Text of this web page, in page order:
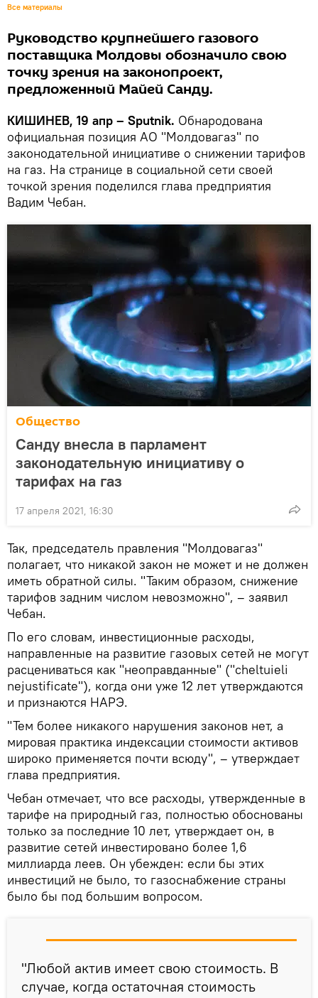
Все материалы
Руководство крупнейшего газового
поставщика Молдовы обозначило свою
точку зрения на законопроект,
предложенный Майей Санду.
КИШИНЕВ, 19 апр – Sputnik. Обнародована
официальная позиция АО "Молдовагаз" по
законодательной инициативе о снижении тарифов
на газ. На странице в социальной сети своей
точкой зрения поделился глава предприятия
Вадим Чебан.
Общество
Санду внесла в парламент
законодательную инициативу о
тарифах на газ
17 апреля 2021, 16:30
Так, председатель правления "Молдовагаз"
полагает, что никакой закон не может и не должен
иметь обратной силы. "Таким образом, снижение
тарифов задним числом невозможно", – заявил
Чебан.
По его словам, инвестиционные расходы,
направленные на развитие газовых сетей не могут
расцениваться как "неоправданные" ("cheltuieli
nejustificate"), когда они уже 12 лет утверждаются
и признаются НАРЭ.
"Тем более никакого нарушения законов нет, а
мировая практика индексации стоимости активов
широко применяется почти всюду", – утверждает
глава предприятия.
Чебан отмечает, что все расходы, утвержденные в
тарифе на природный газ, полностью обоснованы
только за последние 10 лет, утверждает он, в
развитие сетей инвестировано более 1,6
миллиарда леев. Он убежден: если бы этих
инвестиций не было, то газоснабжение страны
было бы под большим вопросом.
"Любой актив имеет свою стоимость. В
случае, когда остаточная стоимость